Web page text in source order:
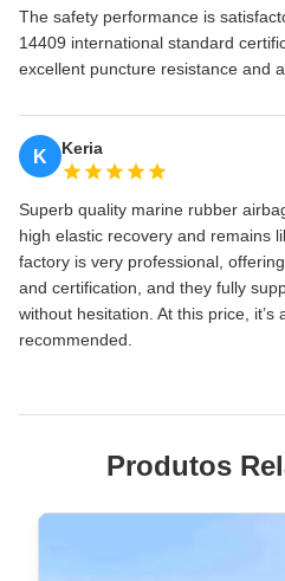
The safety performance is
14409 international standard
excellent puncture resistance and
K Keria
Superb quality marine rubber
high elastic recovery and remains
factory is very professional,
and certification, and they fully
without hesitation. At this price,
recommended.
Produtos